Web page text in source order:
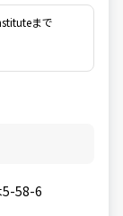
まで
5-58-6